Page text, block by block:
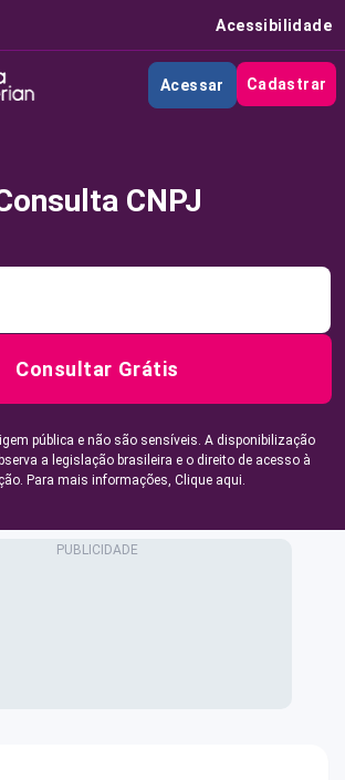
Acessibilidade
Acessar Cadastrar
CNPJ
Consultar Grátis
pública e não são sensíveis. A disponibilização
a legislação brasileira e o direito de acesso à
Para mais informações, Clique aqui.